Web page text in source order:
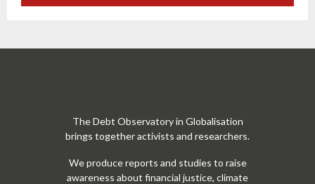
The Debt Observatory in Globalisation
brings together activists and researchers.
We produce reports and studies to raise
awareness about financial justice, climate